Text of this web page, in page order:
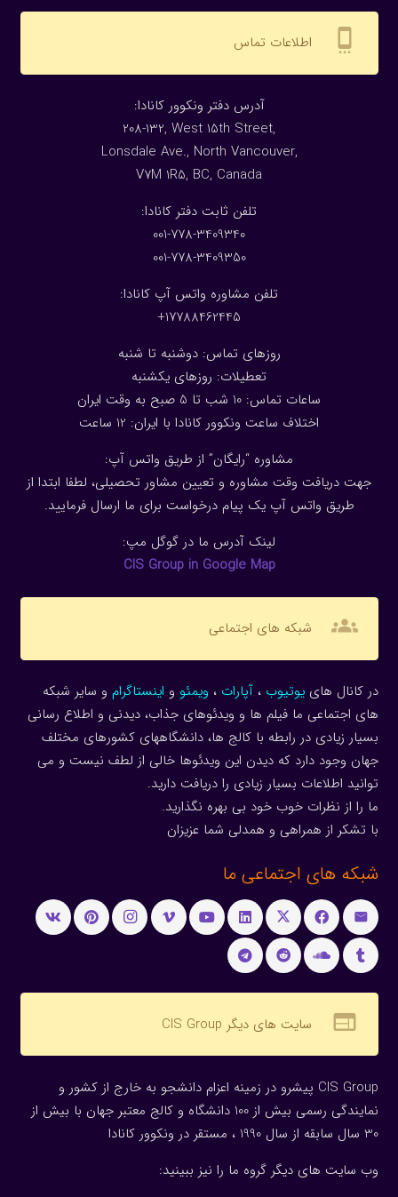
settings_cell اطلاعات تماس
:آدرس دفتر ونکوور کانادا
208-132, West 15th Street,
Lonsdale Ave., North Vancouver,
V7M 1R5, BC, Canada
:تلفن ثابت دفتر کانادا
001-778-3409340
001-778-3409350
تلفن مشاوره واتس آپ کانادا:
17788462445+
روزهای تماس: دوشنبه تا شنبه
تعطیلات: روزهای یکشنبه
ساعات تماس: 10 شب تا 5 صبح به وقت ایران
اختلاف ساعت ونکوور کانادا با ایران: 1 2 ساعت
مشاوره “رایگان” از طریق واتس آپ:
جهت دریافت وقت مشاوره و تعیین مشاور تحصیلی، لطفا ابتدا از
طریق واتس آپ یک پیام درخواست برای ما ارسال فرمایید.
لینک آدرس ما در گوگل مپ:
CIS Group in Google Map
groups شبکه های اجتماعی
در کانال هاییوتیوب ، آپارات ، ویمئو و اینستاگرام و سایر شبکه
های اجتماعی ما فیلم ها و ویدئوهای جذاب، دیدنی و اطلاع رسانی
بسیار زیادی در رابطه با کالج ها، دانشگاههای کشورهای مختلف
جهان وجود دارد که دیدن این ویدئوها خالی از لطف نیست و می
توانید اطلاعات بسیار زیادی را دریافت دارید.
ما را از نظرات خوب خود بی بهره نگذارید.
با تشکر از همراهی و همدلی شما عزیزان
شبکه های اجتماعی ما
web سایت های دیگر CIS Group
CIS Group پیشرو در زمینه اعزام دانشجو به خارج از کشور و
نمایندگی رسمی بیش از 100 دانشگاه و کالج معتبر جهان با بیش از
30 سال سابقه از سال 1990 ، مستقر در ونکوور کانادا
وب سایت های دیگر گروه ما را نیز ببینید: